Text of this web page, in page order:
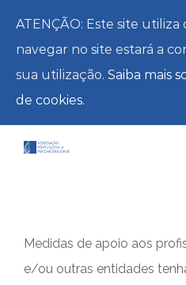
Medidas de apoio aos
e/ou outras entidades
ATENÇÃO: Este site utiliza
navegar no site estará a
sua utilização. Saiba mais
de cookies.